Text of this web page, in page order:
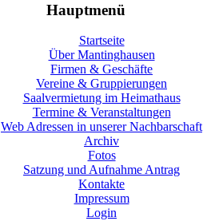
Hauptmenü
Startseite
Über Mantinghausen
Firmen & Geschäfte
Vereine & Gruppierungen
Saalvermietung im Heimathaus
Termine & Veranstaltungen
Web Adressen in unserer Nachbarschaft
Archiv
Fotos
Satzung und Aufnahme Antrag
Kontakte
Impressum
Login